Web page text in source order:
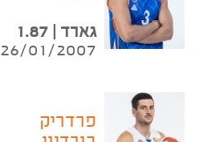
גארד | 1.87
26/01/2007
פרדריק